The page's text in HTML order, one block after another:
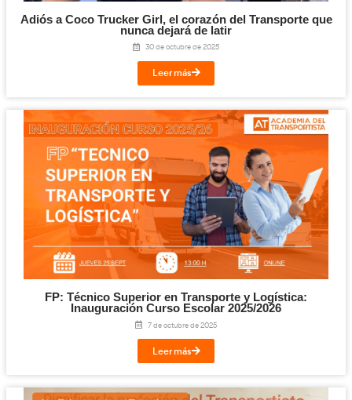
Te puede interesar...
Transporte, la Logística y la Movilidad